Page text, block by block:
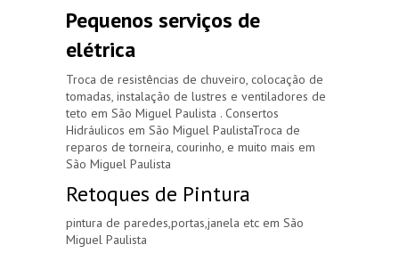
Pequenos serviços de
elétrica
Troca de resistências de chuveiro, colocação de
tomadas, instalação de lustres e ventiladores de
teto em São Miguel Paulista . Consertos
Hidráulicos em São Miguel PaulistaTroca de
reparos de torneira, courinho, e muito mais em
São Miguel Paulista
Retoques de Pintura
pintura de paredes,portas,janela etc em São
Miguel Paulista